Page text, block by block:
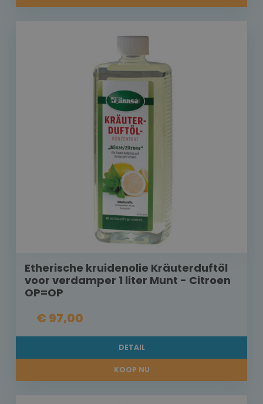
Etherische kruidenolie Kräuterduftöl
voor verdamper 1 liter Munt - Citroen
OP=OP
€ 97,00
DETAIL
KOOP NU